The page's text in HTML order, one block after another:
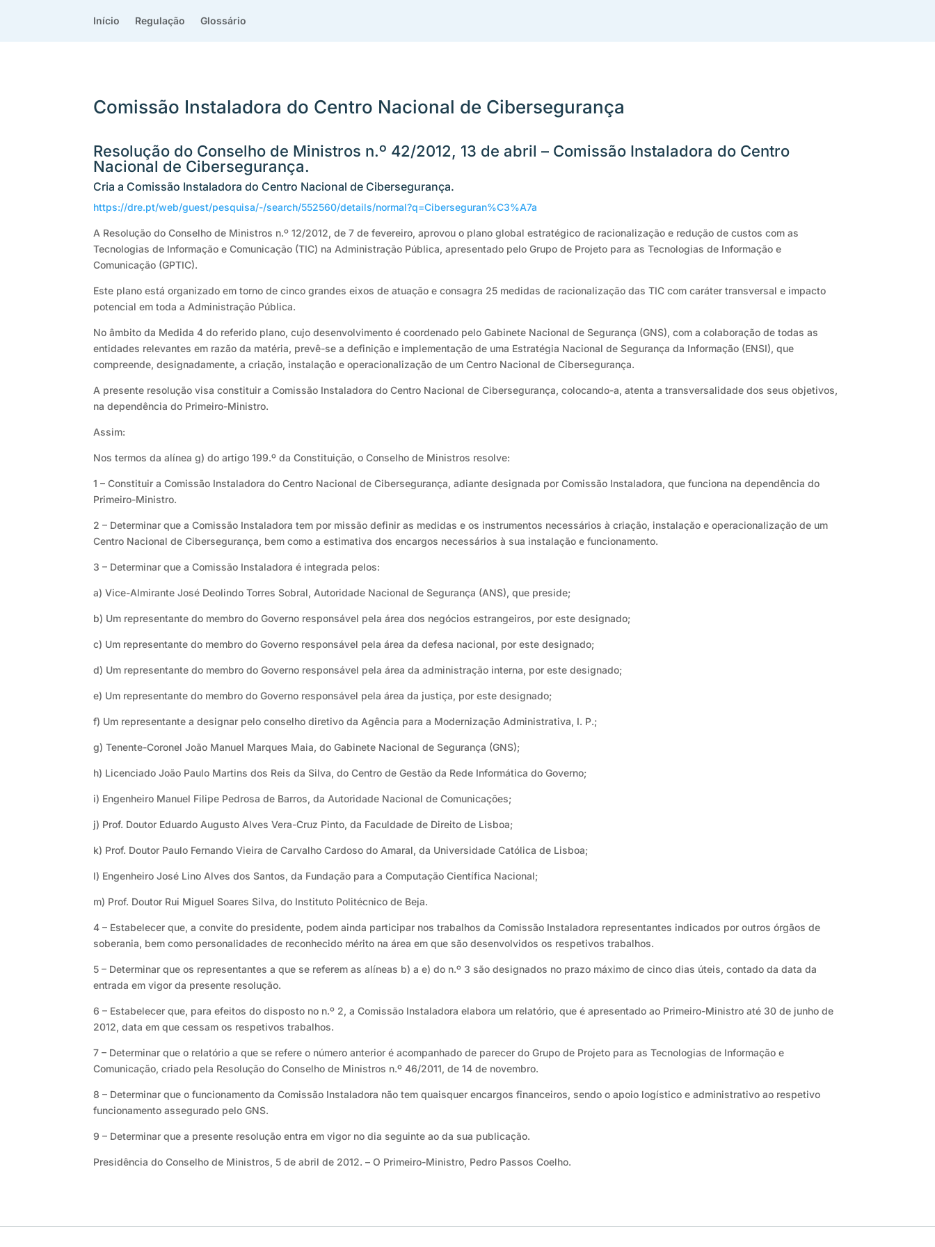
Início Regulação Glossário
Comissão Instaladora do Centro Nacional de Cibersegurança
Resolução do Conselho de Ministros n.º 42/2012, 13 de abril – Comissão Instaladora do Centro
Nacional de Cibersegurança.
Cria a Comissão Instaladora do Centro Nacional de Cibersegurança.
https://dre.pt/web/guest/pesquisa/-/search/552560/details/normal?q=Ciberseguran%C3%A7a
A Resolução do Conselho de Ministros n.º 12/2012, de 7 de fevereiro, aprovou o plano global estratégico de racionalização e redução de custos com as
Tecnologias de Informação e Comunicação (TIC) na Administração Pública, apresentado pelo Grupo de Projeto para as Tecnologias de Informação e
Comunicação (GPTIC).
Este plano está organizado em torno de cinco grandes eixos de atuação e consagra 25 medidas de racionalização das TIC com caráter transversal e impacto
potencial em toda a Administração Pública.
No âmbito da Medida 4 do referido plano, cujo desenvolvimento é coordenado pelo Gabinete Nacional de Segurança (GNS), com a colaboração de todas as
entidades relevantes em razão da matéria, prevê-se a definição e implementação de uma Estratégia Nacional de Segurança da Informação (ENSI), que
compreende, designadamente, a criação, instalação e operacionalização de um Centro Nacional de Cibersegurança.
A presente resolução visa constituir a Comissão Instaladora do Centro Nacional de Cibersegurança, colocando-a, atenta a transversalidade dos seus objetivos,
na dependência do Primeiro-Ministro.
Assim:
Nos termos da alínea g) do artigo 199.º da Constituição, o Conselho de Ministros resolve:
1 – Constituir a Comissão Instaladora do Centro Nacional de Cibersegurança, adiante designada por Comissão Instaladora, que funciona na dependência do
Primeiro-Ministro.
2 – Determinar que a Comissão Instaladora tem por missão definir as medidas e os instrumentos necessários à criação, instalação e operacionalização de um
Centro Nacional de Cibersegurança, bem como a estimativa dos encargos necessários à sua instalação e funcionamento.
3 – Determinar que a Comissão Instaladora é integrada pelos:
a) Vice-Almirante José Deolindo Torres Sobral, Autoridade Nacional de Segurança (ANS), que preside;
b) Um representante do membro do Governo responsável pela área dos negócios estrangeiros, por este designado;
c) Um representante do membro do Governo responsável pela área da defesa nacional, por este designado;
d) Um representante do membro do Governo responsável pela área da administração interna, por este designado;
e) Um representante do membro do Governo responsável pela área da justiça, por este designado;
f) Um representante a designar pelo conselho diretivo da Agência para a Modernização Administrativa, I. P.;
g) Tenente-Coronel João Manuel Marques Maia, do Gabinete Nacional de Segurança (GNS);
h) Licenciado João Paulo Martins dos Reis da Silva, do Centro de Gestão da Rede Informática do Governo;
i) Engenheiro Manuel Filipe Pedrosa de Barros, da Autoridade Nacional de Comunicações;
j) Prof. Doutor Eduardo Augusto Alves Vera-Cruz Pinto, da Faculdade de Direito de Lisboa;
k) Prof. Doutor Paulo Fernando Vieira de Carvalho Cardoso do Amaral, da Universidade Católica de Lisboa;
l) Engenheiro José Lino Alves dos Santos, da Fundação para a Computação Científica Nacional;
m) Prof. Doutor Rui Miguel Soares Silva, do Instituto Politécnico de Beja.
4 – Estabelecer que, a convite do presidente, podem ainda participar nos trabalhos da Comissão Instaladora representantes indicados por outros órgãos de
soberania, bem como personalidades de reconhecido mérito na área em que são desenvolvidos os respetivos trabalhos.
5 – Determinar que os representantes a que se referem as alíneas b) a e) do n.º 3 são designados no prazo máximo de cinco dias úteis, contado da data da
entrada em vigor da presente resolução.
6 – Estabelecer que, para efeitos do disposto no n.º 2, a Comissão Instaladora elabora um relatório, que é apresentado ao Primeiro-Ministro até 30 de junho de
2012, data em que cessam os respetivos trabalhos.
7 – Determinar que o relatório a que se refere o número anterior é acompanhado de parecer do Grupo de Projeto para as Tecnologias de Informação e
Comunicação, criado pela Resolução do Conselho de Ministros n.º 46/2011, de 14 de novembro.
8 – Determinar que o funcionamento da Comissão Instaladora não tem quaisquer encargos financeiros, sendo o apoio logístico e administrativo ao respetivo
funcionamento assegurado pelo GNS.
9 – Determinar que a presente resolução entra em vigor no dia seguinte ao da sua publicação.
Presidência do Conselho de Ministros, 5 de abril de 2012. – O Primeiro-Ministro, Pedro Passos Coelho.